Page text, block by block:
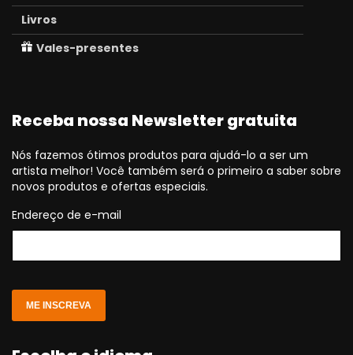
Livros
Vales-presentes
Receba nossa Newsletter gratuita
Nós fazemos ótimos produtos para ajudá-lo a ser um
artista melhor! Você também será o primeiro a saber sobre
novos produtos e ofertas especiais.
Endereço de e-mail
ME INSCREVA